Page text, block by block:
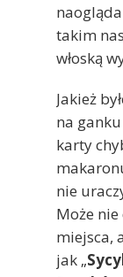
takim
włoską
Jakież
na
karty
nie
Może
miejsca,
jak „